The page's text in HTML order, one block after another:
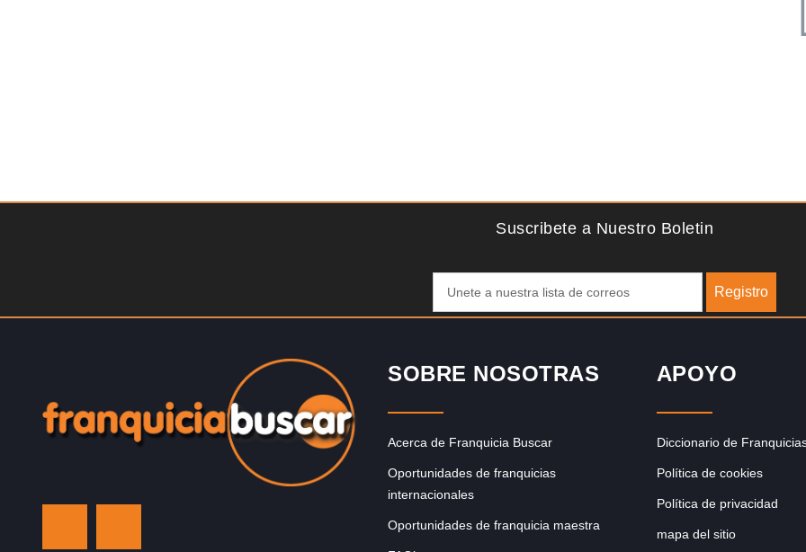
involucrar a…
franquicia ateniense y benefíciese de…
Suscribete a Nuestro Boletin
Registro
SOBRE NOSOTRAS
Acerca de Franquicia Buscar
Oportunidades de franquicias
internacionales
Oportunidades de franquicia maestra
APOYO
Diccionario de
Política de cookies
Política de privacidad
mapa del sitio